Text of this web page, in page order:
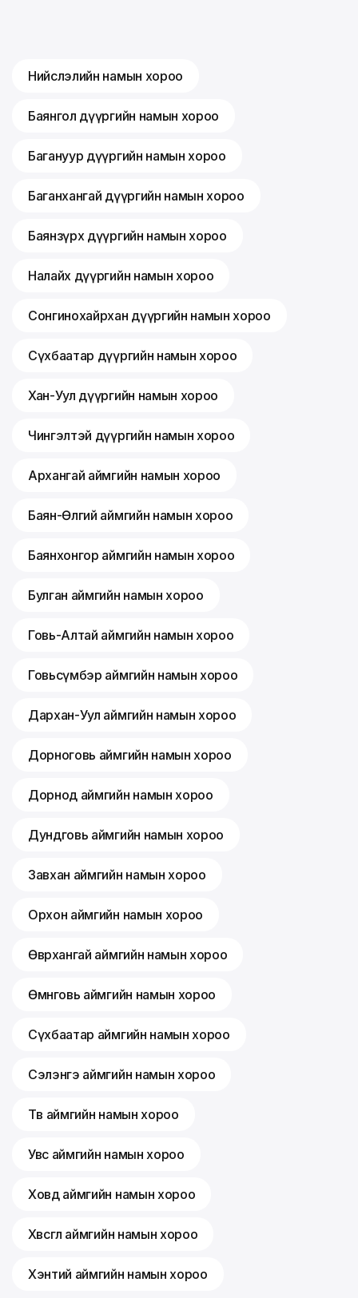
Нийслэлийн намын хороо
Баянгол дүүргийн намын хороо
Багануур дүүргийн намын хороо
Баганхангай дүүргийн намын хороо
Баянзүрх дүүргийн намын хороо
Налайх дүүргийн намын хороо
Сонгинохайрхан дүүргийн намын хороо
Сүхбаатар дүүргийн намын хороо
Хан-Уул дүүргийн намын хороо
Чингэлтэй дүүргийн намын хороо
Архангай аймгийн намын хороо
Баян-Өлгий аймгийн намын хороо
Баянхонгор аймгийн намын хороо
Булган аймгийн намын хороо
Говь-Алтай аймгийн намын хороо
Говьсүмбэр аймгийн намын хороо
Дархан-Уул аймгийн намын хороо
Дорноговь аймгийн намын хороо
Дорнод аймгийн намын хороо
Дундговь аймгийн намын хороо
Завхан аймгийн намын хороо
Орхон аймгийн намын хороо
Өвөрхангай аймгийн намын хороо
Өмнөговь аймгийн намын хороо
Сүхбаатар аймгийн намын хороо
Сэлэнгэ аймгийн намын хороо
Төв аймгийн намын хороо
Увс аймгийн намын хороо
Ховд аймгийн намын хороо
Хөвсгөл аймгийн намын хороо
Хэнтий аймгийн намын хороо